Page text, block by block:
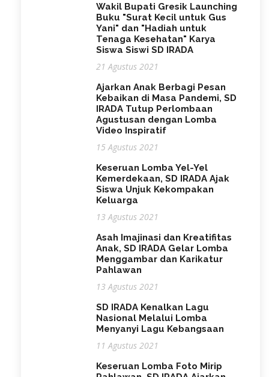
Wakil Bupati Gresik Launching
Buku "Surat Kecil untuk Gus
Yani" dan "Hadiah untuk
Tenaga Kesehatan" Karya
Siswa Siswi SD IRADA
21 Agustus 2021
Ajarkan Anak Berbagi Pesan
Kebaikan di Masa Pandemi, SD
IRADA Tutup Perlombaan
Agustusan dengan Lomba
Video Inspiratif
15 Agustus 2021
Keseruan Lomba Yel-Yel
Kemerdekaan, SD IRADA Ajak
Siswa Unjuk Kekompakan
Keluarga
13 Agustus 2021
Asah Imajinasi dan Kreatifitas
Anak, SD IRADA Gelar Lomba
Menggambar dan Karikatur
Pahlawan
13 Agustus 2021
SD IRADA Kenalkan Lagu
Nasional Melalui Lomba
Menyanyi Lagu Kebangsaan
11 Agustus 2021
Keseruan Lomba Foto Mirip